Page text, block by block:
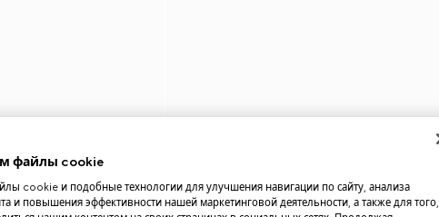
файлы cookie
cookie и подобные технологии для улучшения навигации по сайту, анализа
и повышения эффективности нашей маркетинговой деятельности, а также для того,